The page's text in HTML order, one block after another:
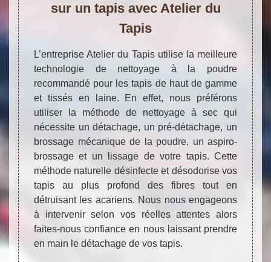
sur un tapis avec Atelier du
Tapis
L’entreprise Atelier du Tapis utilise la meilleure
technologie de nettoyage à la poudre
recommandé pour les tapis de haut de gamme
et tissés en laine. En effet, nous préférons
utiliser la méthode de nettoyage à sec qui
nécessite un détachage, un pré-détachage, un
brossage mécanique de la poudre, un aspiro-
brossage et un lissage de votre tapis. Cette
méthode naturelle désinfecte et désodorise vos
tapis au plus profond des fibres tout en
détruisant les acariens. Nous nous engageons
à intervenir selon vos réelles attentes alors
faites-nous confiance en nous laissant prendre
en main le détachage de vos tapis.